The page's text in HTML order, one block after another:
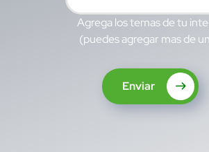
Agrega los temas de tu
(puedes agregar mas de
Enviar